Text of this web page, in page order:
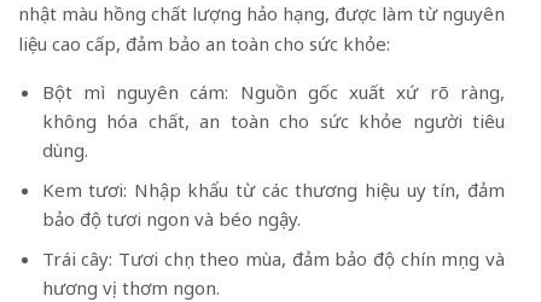
nhật màu hồng chất lượng hảo hạng, được làm từ nguyên
liệu cao cấp, đảm bảo an toàn cho sức khỏe:
Bột mì nguyên cám: Nguồn gốc xuất xứ rõ ràng,
không hóa chất, an toàn cho sức khỏe người tiêu
dùng.
Kem tươi: Nhập khẩu từ các thương hiệu uy tín, đảm
bảo độ tươi ngon và béo ngậy.
Trái cây: Tươi chọn theo mùa, đảm bảo độ chín mọng và
hương vị thơm ngon.